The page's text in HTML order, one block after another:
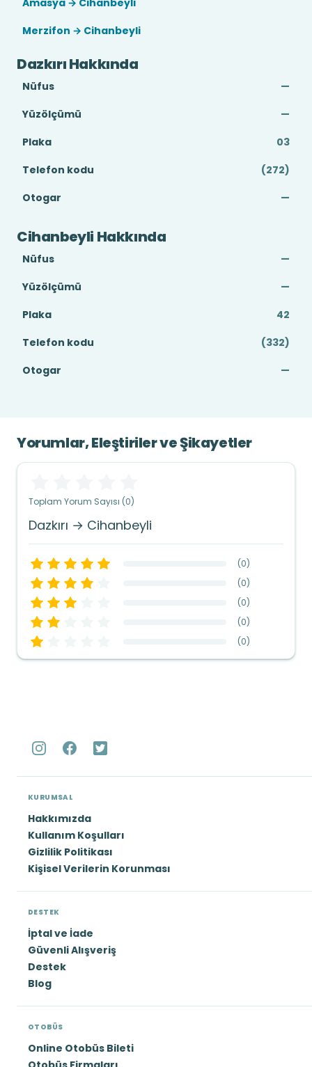
Amasya → Cihanbeyli
Merzifon → Cihanbeyli
Dazkırı Hakkında
Nüfus
—
Yüzölçümü
—
Plaka
03
Telefon kodu
(272)
Otogar
—
Cihanbeyli Hakkında
Nüfus
—
Yüzölçümü
—
Plaka
42
Telefon kodu
(332)
Otogar
—
Yorumlar, Eleştiriler ve Şikayetler
Toplam Yorum Sayısı (0)
Dazkırı → Cihanbeyli
(0)
(0)
(0)
(0)
(0)
KURUMSAL
Hakkımızda
Kullanım Koşulları
Gizlilik Politikası
Kişisel Verilerin Korunması
DESTEK
İptal ve İade
Güvenli Alışveriş
Destek
Blog
OTOBÜS
Online Otobüs Bileti